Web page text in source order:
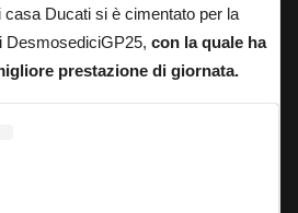
casa Ducati si è cimentato per la
DesmosediciGP25, con la quale ha
prestazione di giornata.